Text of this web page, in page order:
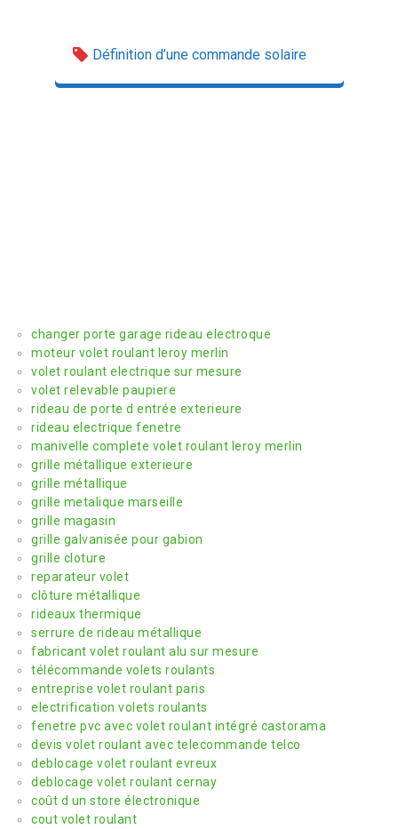
Définition d’une commande solaire
changer porte garage rideau electroque
moteur volet roulant leroy merlin
volet roulant electrique sur mesure
volet relevable paupiere
rideau de porte d entrée exterieure
rideau electrique fenetre
manivelle complete volet roulant leroy merlin
grille métallique exterieure
grille métallique
grille metalique marseille
grille magasin
grille galvanisée pour gabion
grille cloture
reparateur volet
clôture métallique
rideaux thermique
serrure de rideau métallique
fabricant volet roulant alu sur mesure
télécommande volets roulants
entreprise volet roulant paris
electrification volets roulants
fenetre pvc avec volet roulant intégré castorama
devis volet roulant avec telecommande telco
deblocage volet roulant evreux
deblocage volet roulant cernay
coût d un store électronique
cout volet roulant